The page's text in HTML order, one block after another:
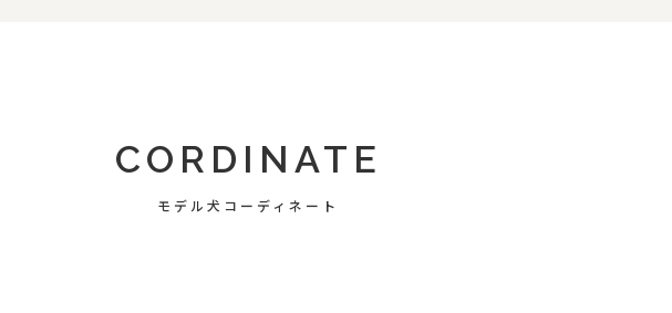
CORDINATE
モデル犬コーディネート